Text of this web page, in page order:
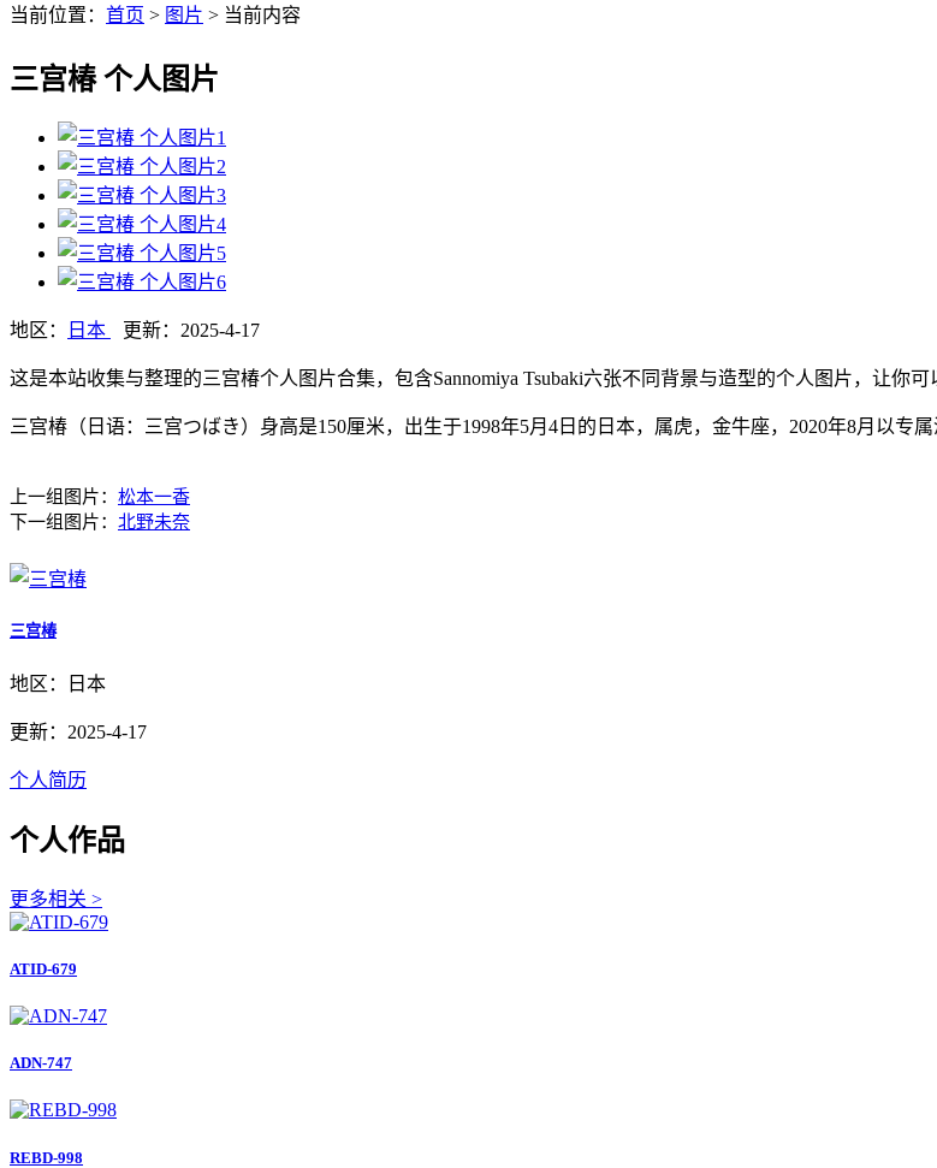
当前位置： 首页 > 图片 > 当前内容
三宫椿 个人图片
地区： 日本 更新：2025-4-17
这是本站收集与整理的三宫椿个人图片合集，包含Sannomiya Tsubaki六张不同背景与造型的个人图片，让你
三宫椿（日语：三宫つばき）身高是150厘米，出生于1998年5月4日的日本，属虎，金牛座，2020年8月以专
上一组图片： 松本一香
下一组图片： 北野未奈
三宫椿
地区：日本
更新：2025-4-17
个人简历
个人作品
更多相关 >
ATID-679
ADN-747
REBD-998